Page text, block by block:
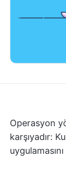
Operasyon
karşıyadır: